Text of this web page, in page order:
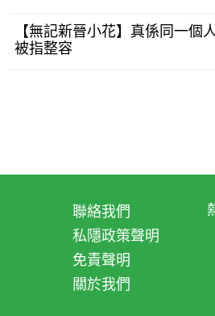
【無記新晉小花】真係同一個
被指整容
聯絡我們
私隱政策聲明
免責聲明
關於我們